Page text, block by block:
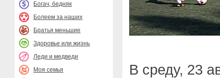
Богач, бедняк
Болеем за наших
Братья меньшие
Здоровье или жизнь
Леди и медведи
Моя семья
В среду, 23